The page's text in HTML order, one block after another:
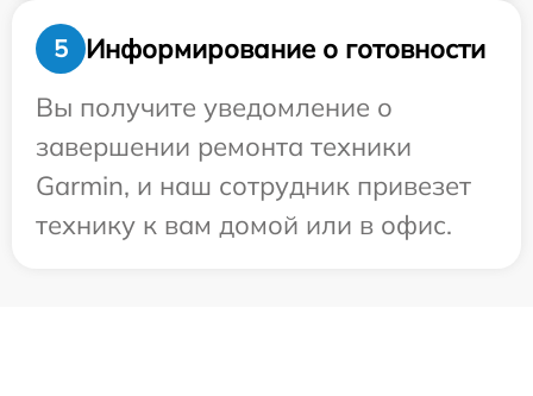
5
Информирование о готовности
Вы получите уведомление о
завершении ремонта техники
Garmin, и наш сотрудник привезет
технику к вам домой или в офис.